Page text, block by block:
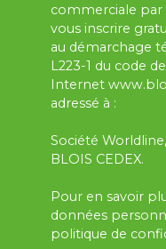
commerciale par
vous inscrire
au démarchage
L223-1 du code
Internet
adressé à :
Société Worldline,
BLOIS CEDEX.
Pour en savoir
données
politique de